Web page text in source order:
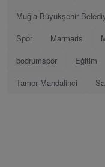
Muğla Büyükşehir
Spor
Marmaris
bodrumspor
Eğitim
Tamer Mandalinci